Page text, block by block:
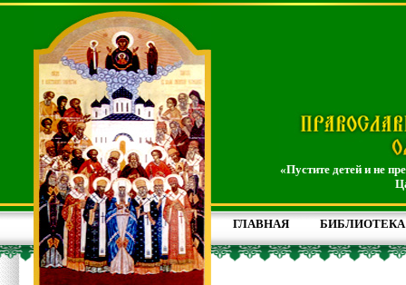
«Пустите детей и не
ГЛАВНАЯ БИБЛИОТЕКА